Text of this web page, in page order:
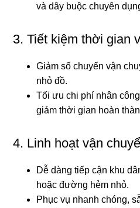
và dây buộc chuyên
3. Tiết kiệm thời gian
Giảm số chuyến vận
nhỏ đồ.
Tối ưu chi phí nhân
giảm thời gian hoàn
4. Linh hoạt vận
Dễ dàng tiếp cận khu
hoặc đường hẻm nhỏ.
Phục vụ nhanh chóng,